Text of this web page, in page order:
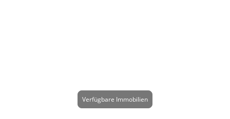
Verfügbare Immobilien